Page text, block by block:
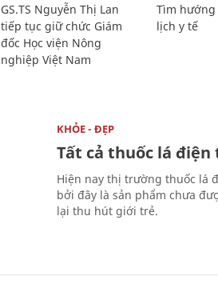
GS.TS Nguyễn Thị Lan
tiếp tục giữ chức Giám
đốc Học viện Nông
nghiệp Việt Nam
Tìm
lịch y tế
KHỎE - ĐẸP
Tất cả thuốc lá
Hiện nay thị trường thuốc lá
bởi đây là sản phẩm chưa
lại thu hút giới trẻ.